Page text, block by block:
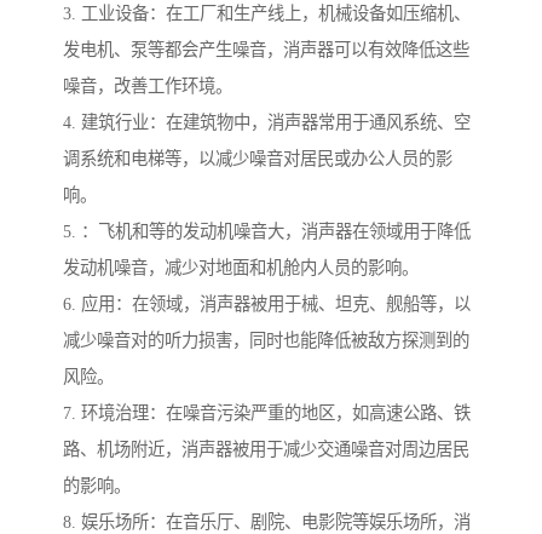
3. 工业设备：在工厂和生产线上，机械设备如压缩机、
发电机、泵等都会产生噪音，消声器可以有效降低这些
噪音，改善工作环境。
4. 建筑行业：在建筑物中，消声器常用于通风系统、空
调系统和电梯等，以减少噪音对居民或办公人员的影
响。
5. ：飞机和等的发动机噪音大，消声器在领域用于降低
发动机噪音，减少对地面和机舱内人员的影响。
6. 应用：在领域，消声器被用于械、坦克、舰船等，以
减少噪音对的听力损害，同时也能降低被敌方探测到的
风险。
7. 环境治理：在噪音污染严重的地区，如高速公路、铁
路、机场附近，消声器被用于减少交通噪音对周边居民
的影响。
8. 娱乐场所：在音乐厅、剧院、电影院等娱乐场所，消